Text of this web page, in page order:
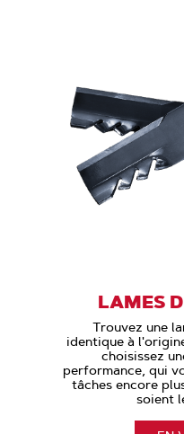
LAMES
Trouvez une
identique à
choisissez
performance, qui
tâches encore
soient